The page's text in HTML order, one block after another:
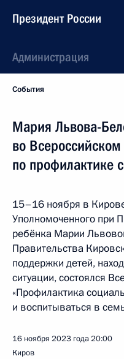
Президент России
Администрация
События
Мария Львова-
во
по профилактике
15–16 ноября в
Уполномоченного при
ребёнка Марии
Правительства
поддержки детей,
ситуации, состоялся
«Профилактика
и воспитываться в
16 ноября 2023 года20:00
Киров